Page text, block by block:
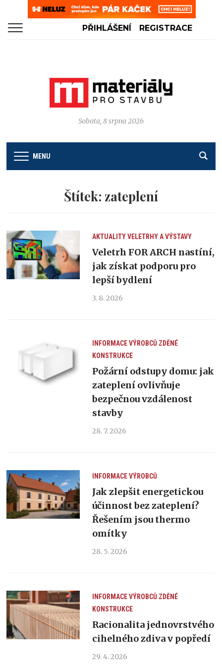
PŘIHLÁŠENÍ REGISTRACE
Sobota, 8 srpna 2026
MENU
Štítek: zateplení
AKTUALITYVELETRHY A VÝSTAVY
Veletrh FOR ARCH nastíní,
jak získat podporu pro
lepší bydlení
3. 8. 2026
INFORMACE VÝROBCŮ ZDĚNÉ
KONSTRUKCE
Požární odstupy domu: jak
zateplení ovlivňuje
bezpečnou vzdálenost
stavby
28. 7. 2026
INFORMACE VÝROBCŮ
Jak zlepšit energetickou
účinnost bez zateplení?
Řešením jsou thermo
omítky
28. 5. 2026
INFORMACE VÝROBCŮ ZDĚNÉ
KONSTRUKCE
Racionalita jednovrstvého
cihelného zdiva v popředí
29. 4. 2026